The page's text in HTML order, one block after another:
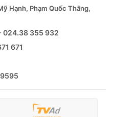
Hạnh, Phạm Quốc Thắng,
024.38 355 932
671